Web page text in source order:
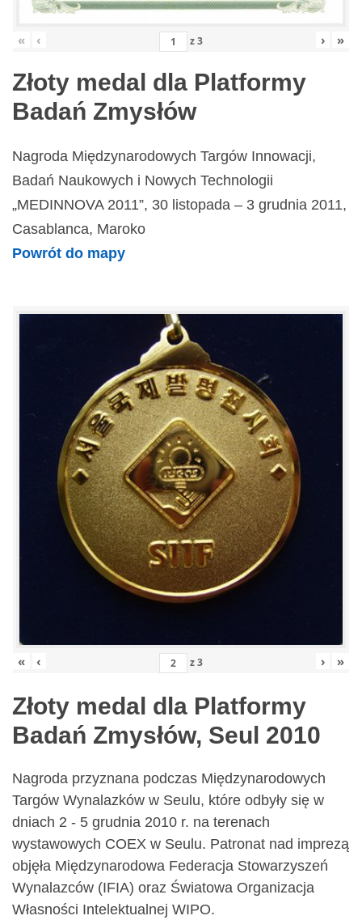
« ‹ z3 › »
Złoty medal dla Platformy
Badań Zmysłów
Nagroda Międzynarodowych Targów Innowacji,
Badań Naukowych i Nowych Technologii
„MEDINNOVA 2011”, 30 listopada – 3 grudnia 2011,
Casablanca, Maroko
Powrót do mapy
« ‹ z3 › »
Złoty medal dla Platformy
Badań Zmysłów, Seul 2010
Nagroda przyznana podczas Międzynarodowych
Targów Wynalazków w Seulu, które odbyły się w
dniach 2 - 5 grudnia 2010 r. na terenach
wystawowych COEX w Seulu. Patronat nad imprezą
objęła Międzynarodowa Federacja Stowarzyszeń
Wynalazców (IFIA) oraz Światowa Organizacja
Własności Intelektualnej WIPO.